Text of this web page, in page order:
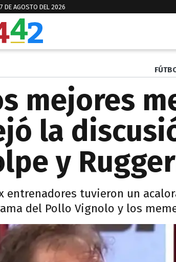
DE AGOSTO DEL 2026
mejores
la
y
entrenadores tuvieron un
del Pollo Vignolo y los